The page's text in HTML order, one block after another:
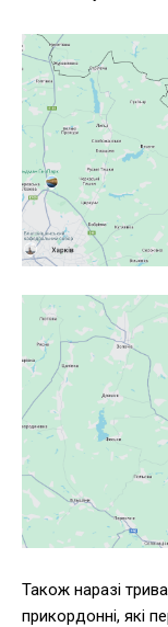
Також наразі
прикордонні, які